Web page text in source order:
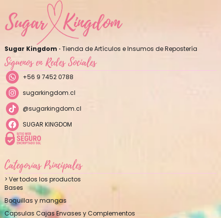
Sugar Kingdom · Tienda de Artículos e Insumos de Repostería
Síguenos en Redes Sociales
+56 9 7452 0788
sugarkingdom.cl
@sugarkingdom.cl
SUGAR KINGDOM
Categorías Principales
> Ver todos los productos
Bases
Boquillas y mangas
Capsulas Cajas Envases y Complementos